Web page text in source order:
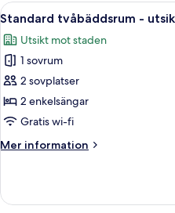
viss
Öppna
alla
foton
för
Standard
tvåbäddsrum
-
mot
5
Standard tvåbäddsrum -
Utsikt mot staden
1 sovrum
2 sovplatser
2 enkelsängar
Gratis wi-fi
Mer information
Mer
tvåbäddsrum